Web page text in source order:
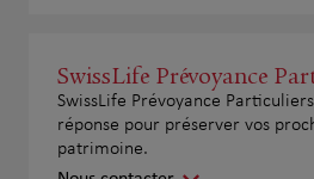
SwissLife Prévoyance
SwissLife Prévoyance
réponse pour préserver vos
patrimoine.